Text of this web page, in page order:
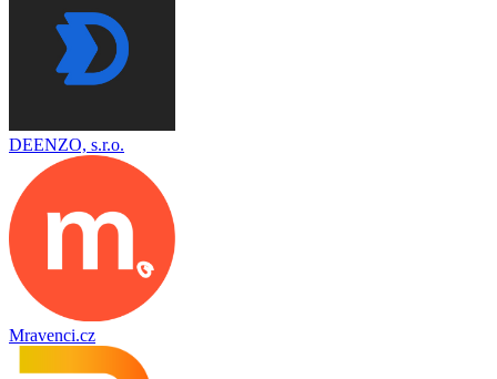
DEENZO, s.r.o.
Mravenci.cz